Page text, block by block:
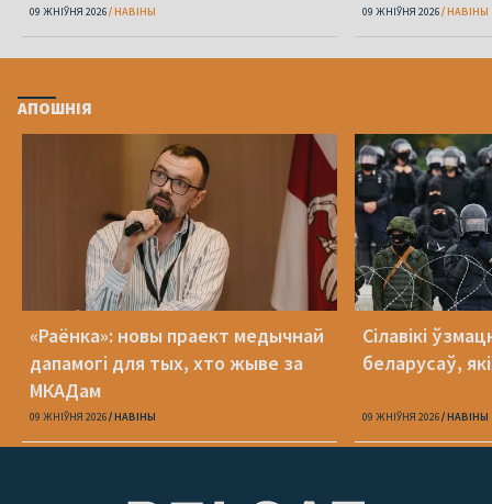
09 ЖНІЎНЯ 2026 НАВІНЫ 09 ЖНІЎНЯ 2026 НАВІНЫ
АПОШНІЯ
«Раёнка»: новы праект медычнай
дапамогі для тых, хто жыве за
МКАДам
09 ЖНІЎНЯ 2026 НАВІНЫ
Сілавікі
беларусаў,
09 ЖНІЎНЯ 2026 НАВІНЫ